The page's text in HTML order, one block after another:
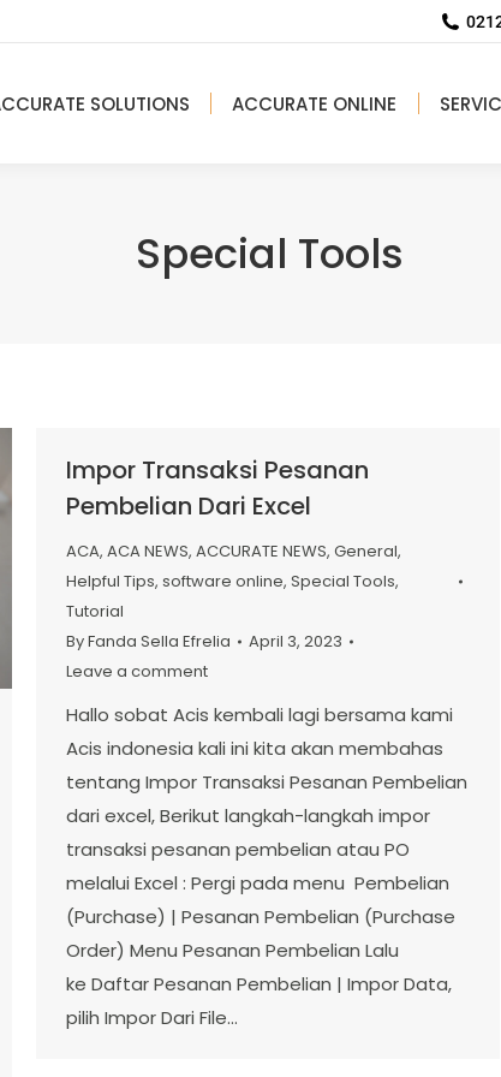
SOLUTIONS ACCURATE ONLINE
Special Tools
Impor Transaksi Pesanan
Pembelian Dari Excel
ACA, ACA NEWS, ACCURATE NEWS, General,
Helpful Tips, software online, Special Tools,
Tutorial
ByFanda Sella Efrelia
April 3, 2023
Leave a comment
Hallo sobat Acis kembali lagi bersama kami
Acis indonesia kali ini kita akan membahas
tentang Impor Transaksi Pesanan Pembelian
dari excel, Berikut langkah-langkah impor
transaksi pesanan pembelian atau PO
melalui Excel : Pergi pada menu Pembelian
(Purchase) | Pesanan Pembelian (Purchase
Order) Menu Pesanan Pembelian Lalu
ke Daftar Pesanan Pembelian | Impor Data,
pilih Impor Dari File…